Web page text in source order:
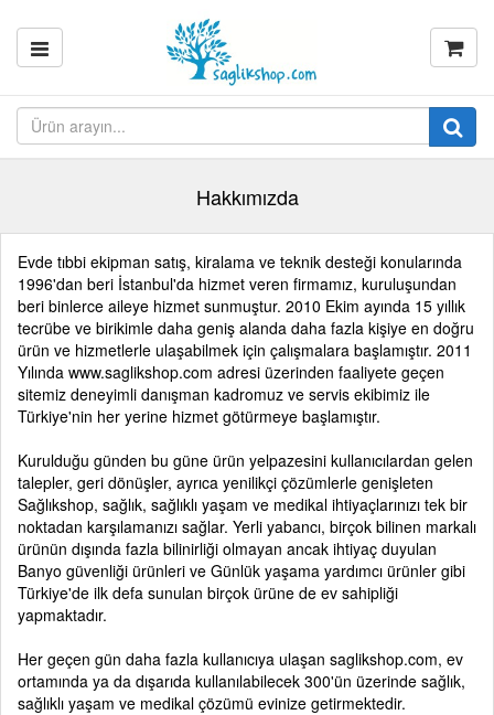
Hakkımızda
Evde tıbbi ekipman satış, kiralama ve teknik desteği konularında
1996'dan beri İstanbul'da hizmet veren firmamız, kuruluşundan
beri binlerce aileye hizmet sunmuştur. 2010 Ekim ayında 15 yıllık
tecrübe ve birikimle daha geniş alanda daha fazla kişiye en doğru
ürün ve hizmetlerle ulaşabilmek için çalışmalara başlamıştır. 2011
Yılında www.saglikshop.com adresi üzerinden faaliyete geçen
sitemiz deneyimli danışman kadromuz ve servis ekibimiz ile
Türkiye'nin her yerine hizmet götürmeye başlamıştır.
Kurulduğu günden bu güne ürün yelpazesini kullanıcılardan gelen
talepler, geri dönüşler, ayrıca yenilikçi çözümlerle genişleten
Sağlıkshop, sağlık, sağlıklı yaşam ve medikal ihtiyaçlarınızı tek bir
noktadan karşılamanızı sağlar. Yerli yabancı, birçok bilinen markalı
ürünün dışında fazla bilinirliği olmayan ancak ihtiyaç duyulan
Banyo güvenliği ürünleri ve Günlük yaşama yardımcı ürünler gibi
Türkiye'de ilk defa sunulan birçok ürüne de ev sahipliği
yapmaktadır.
Her geçen gün daha fazla kullanıcıya ulaşan saglikshop.com, ev
ortamında ya da dışarıda kullanılabilecek 300'ün üzerinde sağlık,
sağlıklı yaşam ve medikal çözümü evinize getirmektedir.